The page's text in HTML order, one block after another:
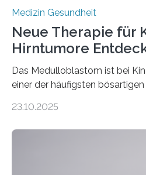
Medizin Gesundheit
Neue Therapie für
Hirntumore
Das Medulloblastom ist bei
einer der häufigsten
Betroffenen können mit
Dringend benötigt werden
nur Tumorschwachstellen
23.10.2025